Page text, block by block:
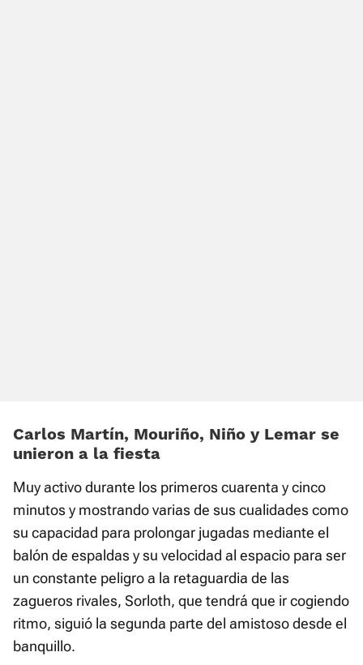
Carlos Martín, Mouriño, Niño y Lemar se
unieron a la fiesta
Muy activo durante los primeros cuarenta y cinco
minutos y mostrando varias de sus cualidades como
su capacidad para prolongar jugadas mediante el
balón de espaldas y su velocidad al espacio para ser
un constante peligro a la retaguardia de las
zagueros rivales, Sorloth, que tendrá que ir cogiendo
ritmo, siguió la segunda parte del amistoso desde el
banquillo.